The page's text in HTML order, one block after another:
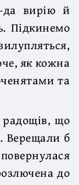
вирію й
Підкинемо
як кожна
та
що
Верещали б
до